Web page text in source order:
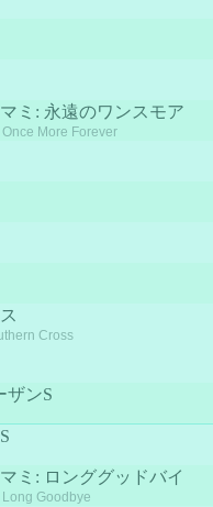
ミ: 永遠のワンスモア
More Forever
Cross
ザンS
ミ: ロンググッドバイ
Goodbye